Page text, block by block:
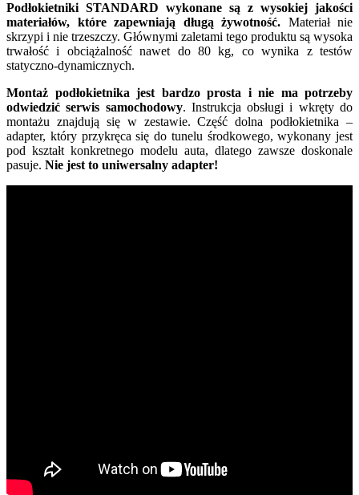
Podłokietniki STANDARD wykonane są z wysokiej jakości
materiałów, które zapewniają długą żywotność. Materiał nie
skrzypi i nie trzeszczy. Głównymi zaletami tego produktu są wysoka
trwałość i obciążalność nawet do 80 kg, co wynika z testów
statyczno-dynamicznych.
Montaż podłokietnika jest bardzo prosta i nie ma potrzeby
odwiedzić serwis samochodowy. Instrukcja obsługi i wkręty do
montażu znajdują się w zestawie. Część dolna podłokietnika –
adapter, który przykręca się do tunelu środkowego, wykonany jest
pod kształt konkretnego modelu auta, dlatego zawsze doskonale
pasuje. Nie jest to uniwersalny adapter!